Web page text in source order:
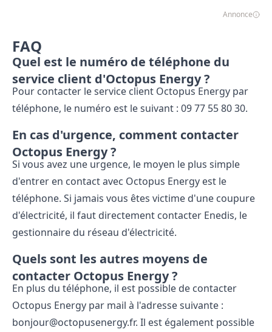
Annonce
FAQ
Quel est le numéro de téléphone du
service client d'Octopus Energy ?
Pour contacter le service client Octopus Energy par
téléphone, le numéro est le suivant : 09 77 55 80 30.
En cas d'urgence, comment contacter
Octopus Energy ?
Si vous avez une urgence, le moyen le plus simple
d'entrer en contact avec Octopus Energy est le
téléphone. Si jamais vous êtes victime d'une coupure
d'électricité, il faut directement contacter Enedis, le
gestionnaire du réseau d'électricité.
Quels sont les autres moyens de
contacter Octopus Energy ?
En plus du téléphone, il est possible de contacter
Octopus Energy par mail à l'adresse suivante :
bonjour@octopusenergy.fr. Il est également possible